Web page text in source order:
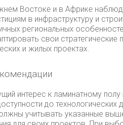
Востоке и в Африке
в инфраструктуру и
региональных
свои
и жилых проектах.
интерес к ламинатному
до
учитывать указанные